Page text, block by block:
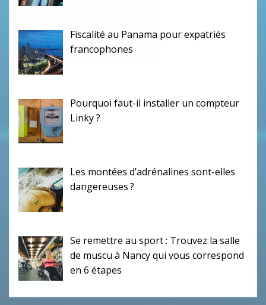
Fiscalité au Panama pour expatriés
francophones
Pourquoi faut-il installer un compteur
Linky ?
Les montées d’adrénalines sont-elles
dangereuses ?
Se remettre au sport : Trouvez la salle
de muscu à Nancy qui vous correspond
en 6 étapes